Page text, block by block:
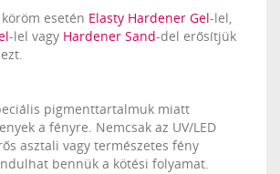
esetén Elasty Hardener Gel-lel,
-lel vagy Hardener Sand-del erősítjük
pigmenttartalmuk miatt
a fényre. Nemcsak az UV/LED
asztali vagy természetes fény
bennük a kötési folyamat.